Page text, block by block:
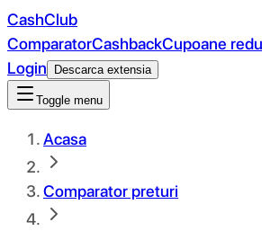
CashClub
ComparatorCashbackCupoane
Login
Descarca extensia
Toggle menu
Acasa
Comparator preturi